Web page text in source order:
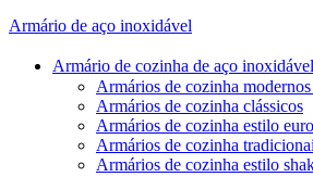
Armário de aço inoxidável
Armário de cozinha de aço inoxidável
Armários de cozinha
Armários de cozinha clássicos
Armários de cozinha estilo
Armários de cozinha
Armários de cozinha estilo